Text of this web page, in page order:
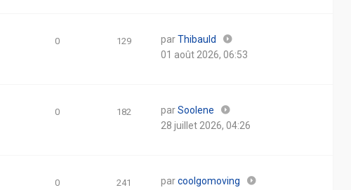
0 129 parThibauld
01 août 2026, 06:53
0 182 parSoolene
28 juillet 2026, 04:26
0 241 parcoolgomoving